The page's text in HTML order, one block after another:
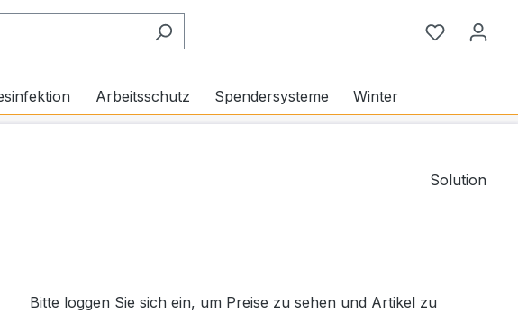
Du hast 0
Arbeitsschutz Spendersysteme Winter
Solution
Bitte loggen Sie sich ein, um Preise zu sehen und Artikel zu